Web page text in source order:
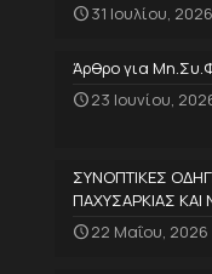
31 Ιουλίου, 2026
Άρθρο για
23 Ιουνίου,
ΣΥΝΟΠΤΙΚΕΣ
ΠΑΧΥΣΑΡΚΙΑΣ
22 Μαΐου, 2026